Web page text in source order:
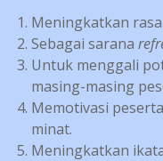
Meningkatkan
Sebagai sarana
Untuk menggali
masing-masing
Memotivasi
minat.
Meningkatkan